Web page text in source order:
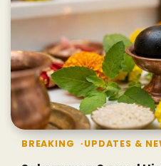
BREAKING UPDATES &